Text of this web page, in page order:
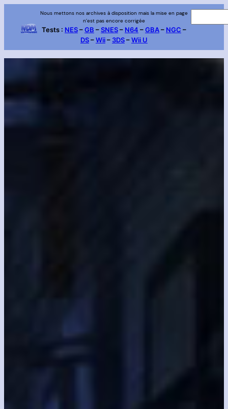
contenu
Nous mettons nos archives à disposition mais la mise en page
n’est pas encore corrigée
Tests : NES–GB –SNES– N64 –GBA– NGC –
DS–Wii– 3DS–Wii U